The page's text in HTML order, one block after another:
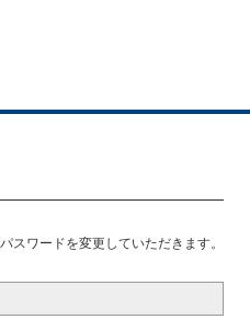
スワードを変更していただきます。